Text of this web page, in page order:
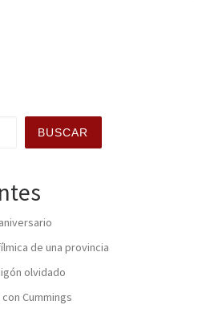
BUSCAR
de una provincia
olvidado
Cummings